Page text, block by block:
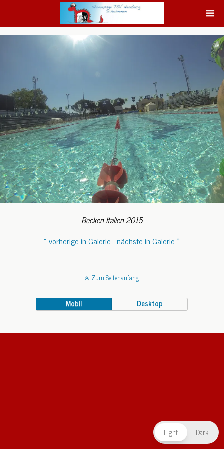
Becken-Italien-2015
« vorherige in Galerie nächste in Galerie »
Zum Seitenanfang
Mobil Desktop
Light Dark